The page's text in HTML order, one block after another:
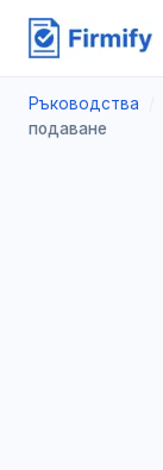
Ръководства
подаване